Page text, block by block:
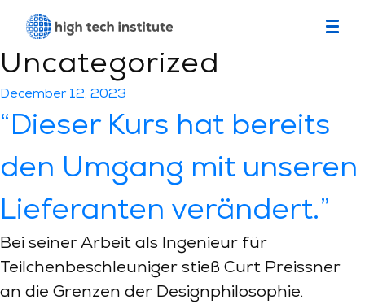
Category:
Uncategorized
Posted
on
December 12, 2023
“Dieser Kurs hat bereits
den Umgang mit unseren
Lieferanten verändert.”
Bei seiner Arbeit als Ingenieur für
Teilchenbeschleuniger stieß Curt Preissner
an die Grenzen der Designphilosophie.